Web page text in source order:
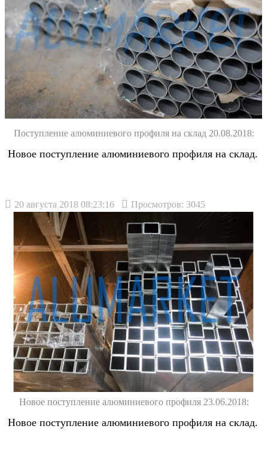
Поступление алюминиевого профиля на склад 20.08.2018:
Новое поступление алюминиевого профиля на склад.
20 августа 2018 08:23:16 Просмотров: 3045
Новое поступление алюминиевого профиля 23.06.2018:
Новое поступление алюминиевого профиля на склад.